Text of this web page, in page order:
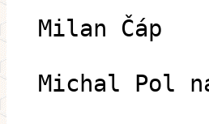
Milan Čáp
Michal Pol